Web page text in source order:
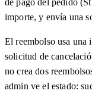
de pago del pedido
importe, y envía una
El reembolso usa una
solicitud de
no crea dos
admin ve el estado: